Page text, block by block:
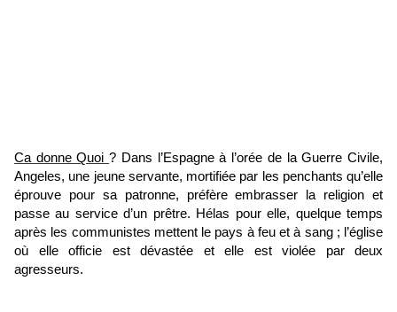
Ca donne Quoi? Dans l’Espagne à l’orée de la Guerre Civile,
Angeles, une jeune servante, mortifiée par les penchants qu’elle
éprouve pour sa patronne, préfère embrasser la religion et
passe au service d’un prêtre. Hélas pour elle, quelque temps
après les communistes mettent le pays à feu et à sang ; l’église
où elle officie est dévastée et elle est violée par deux
agresseurs.